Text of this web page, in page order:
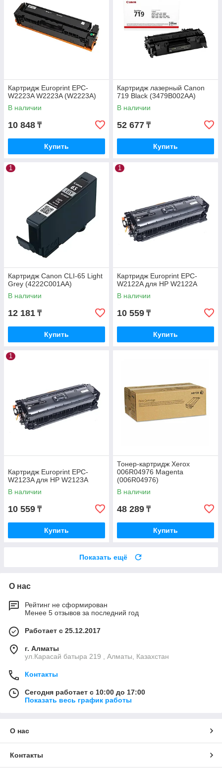
Картридж Europrint EPC-
W2223A W2223A (W2223A)
В наличии
10 848 ₸
Купить
Картридж лазерный Canon
719 Black (3479B002AA)
В наличии
52 677 ₸
Купить
1
Картридж Canon CLI-65 Light
Grey (4222C001AA)
В наличии
12 181 ₸
Купить
1
Картридж Europrint EPC-
W2122A для HP W2122A
В наличии
10 559 ₸
Купить
1
Картридж Europrint EPC-
W2123A для HP W2123A
В наличии
10 559 ₸
Купить
Тонер-картридж Xerox
006R04976 Magenta
(006R04976)
В наличии
48 289 ₸
Купить
Показать ещё
О нас
Рейтинг не сформирован
Менее 5 отзывов за последний год
Работает с 25.12.2017
г. Алматы
ул.Карасай батыра 219 , Алматы, Казахстан
Контакты
Сегодня работает с 10:00 до 17:00
Показать весь график работы
О нас
Контакты